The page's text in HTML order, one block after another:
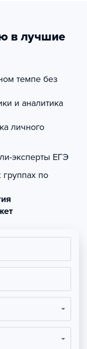
в лучшие
темпе без
и аналитика
личного
эксперты ЕГЭ
по